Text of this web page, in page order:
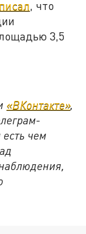
писал, что
3,5
«ВКонтакте»,
чем